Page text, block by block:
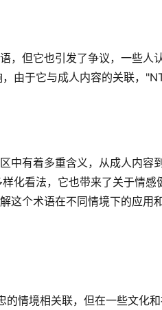
，但它也引发了争议，一些人
由于它与成人内容的关联，
中有着多重含义，从成人内
化看法，它也带来了关于情
这个术语在不同情境下的应用和
的情境相关联，但在一些文化